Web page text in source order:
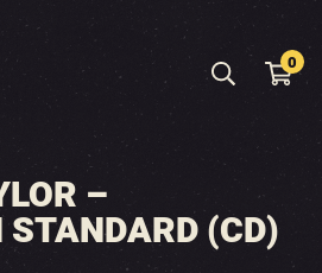
0
–
(CD)